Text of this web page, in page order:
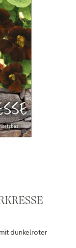
dunkelroter